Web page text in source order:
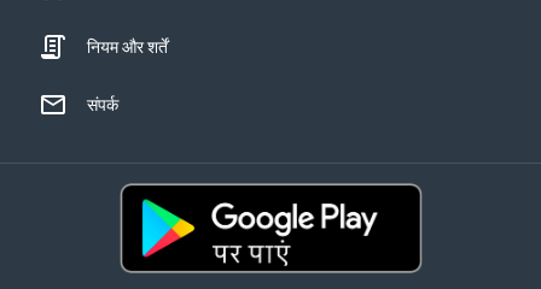
नियम और शर्तें
संपर्क